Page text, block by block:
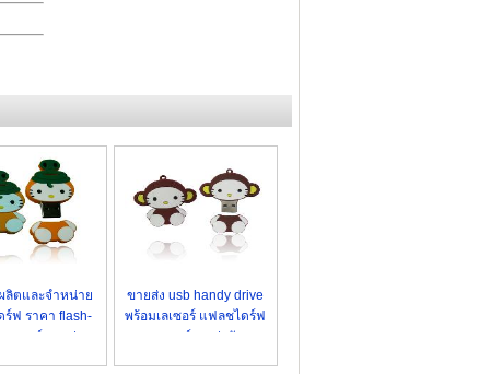
ลิตและจำหน่าย
ร์ฟ ราคา flash-
ายการ์ตูน เท่ๆ
ขายส่ง usb handy drive
พร้อมเลเซอร์ แฟลชไดร์ฟ
ลายการ์ตูน น่ารัก